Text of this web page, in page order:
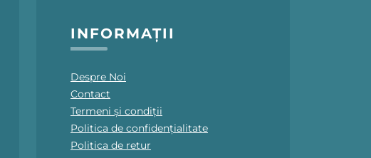
INFORMAȚII
Despre Noi
Contact
Termeni și condiții
Politica de confidențialitate
Politica de retur